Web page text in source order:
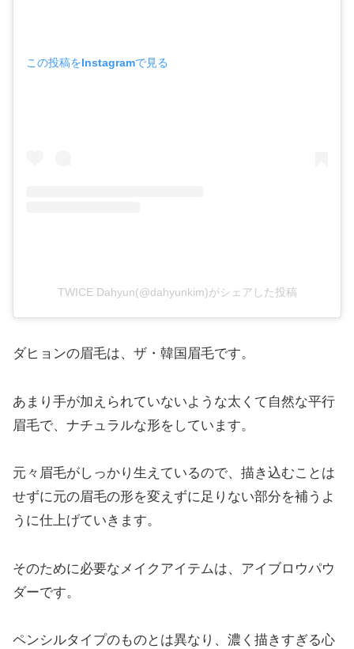
この投稿をInstagramで見る
TWICE Dahyun(@dahyunkim)がシェアした投稿
ダヒョンの眉毛は、ザ・韓国眉毛です。
あまり手が加えられていないような太くて自然な平行
眉毛で、ナチュラルな形をしています。
元々眉毛がしっかり生えているので、描き込むことは
せずに元の眉毛の形を変えずに足りない部分を補うよ
うに仕上げていきます。
そのために必要なメイクアイテムは、アイブロウパウ
ダーです。
ペンシルタイプのものとは異なり、濃く描きすぎる心